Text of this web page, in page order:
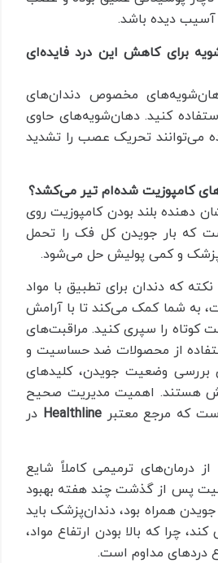
آسیب دیده باشد.
برای کاهش این درد فایده‌ای
مخصوص دندان‌های
کنید. دهان‌شویه‌های حاوی
می‌توانند تحریک عصب را تشدید
کامپوزیت شده‌ام تیر می‌کشد؟
دهنده بلند بودن کامپوزیت روی
که بار جویدن کل فک را تحمل
پزشک و کمی پولیش حل می‌شود.
که دندان برای تطبیق با مواد
به شما کمک می‌کند تا با آرامش
کوتاه را سپری کنید. مراقبت‌های
از محصولات ضد حساسیت و
بررسی وضعیت جویدن، کلیدهای
هستند. اهمیت مدیریت صحیح
که مرجع معتبر Healthline در
درمان‌های ترمیمی کاملاً شایع
پس از گذشت چند هفته بهبود
همراه بود، دندان‌پزشک باید
چرا که بالا بودن ارتفاع مواد،
دردهای مداوم است.